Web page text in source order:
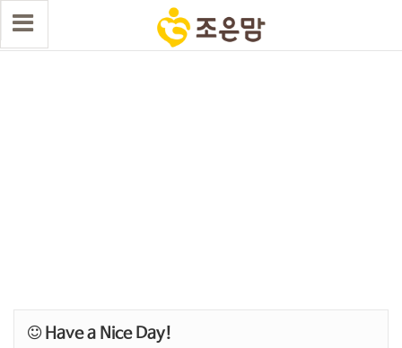
Have a Nice Day!